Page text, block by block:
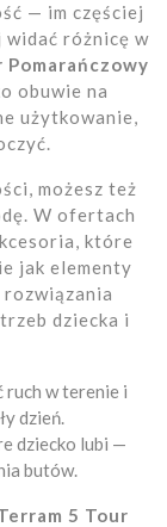
— im częściej
widać różnicę w
Pomarańczowy
obuwie na
użytkowanie,
możesz też
W ofertach
które
jak elementy
dziecka i
ruch w terenie i
dzień.
dziecko lubi —
butów.
5 Tour